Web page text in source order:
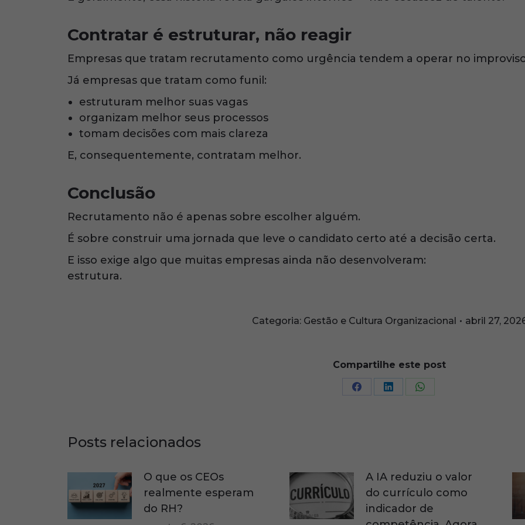
Contratar é estruturar, não reagir
Empresas que tratam recrutamento como urgência tendem a operar no
Já empresas que tratam como funil:
estruturam melhor suas vagas
organizam melhor seus processos
tomam decisões com mais clareza
E, consequentemente, contratam melhor.
Conclusão
Recrutamento não é apenas sobre escolher alguém.
É sobre construir uma jornada que leve o candidato certo até a decisão certa.
E isso exige algo que muitas empresas ainda não desenvolveram:
estrutura.
Categoria: Gestão e Cultura Organizacional abril 27,
Compartilhe este post
Compartilhar
CompartilharCompartilhar
Posts relacionados
O que os CEOs
realmente esperam
do RH?
A IA reduziu o valor
do currículo como
indicador de